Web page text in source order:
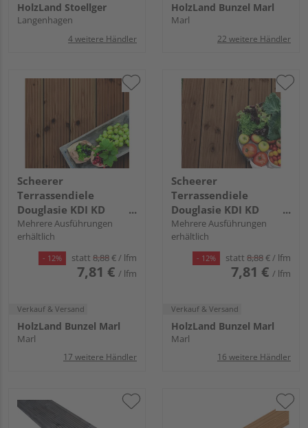
HolzLand Stoellger
Langenhagen
4 weitere Händler
HolzLand Bunzel Marl
Marl
22 weitere Händler
Scheerer
Terrassendiele
Douglasie KDI KD
braun beidseitig
genutet, Rundkante -
28 x 145 mm
Mehrere Ausführungen
erhältlich
- 12% statt 8,88€ / lfm
7,81 € / lfm
Verkauf & Versand
HolzLand Bunzel Marl
Marl
17 weitere Händler
Scheerer
Terrassendiele
Douglasie KDI KD
braun beidseitig
geriffelt, Rundkante -
28 x 145 mm
Mehrere Ausführungen
erhältlich
- 12% statt 8,88€ / lfm
7,81 € / lfm
Verkauf & Versand
HolzLand Bunzel Marl
Marl
16 weitere Händler